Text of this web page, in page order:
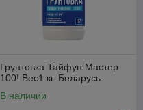
Грунтовка Тайфун Мастер
100! Вес1 кг. Беларусь.
В наличии